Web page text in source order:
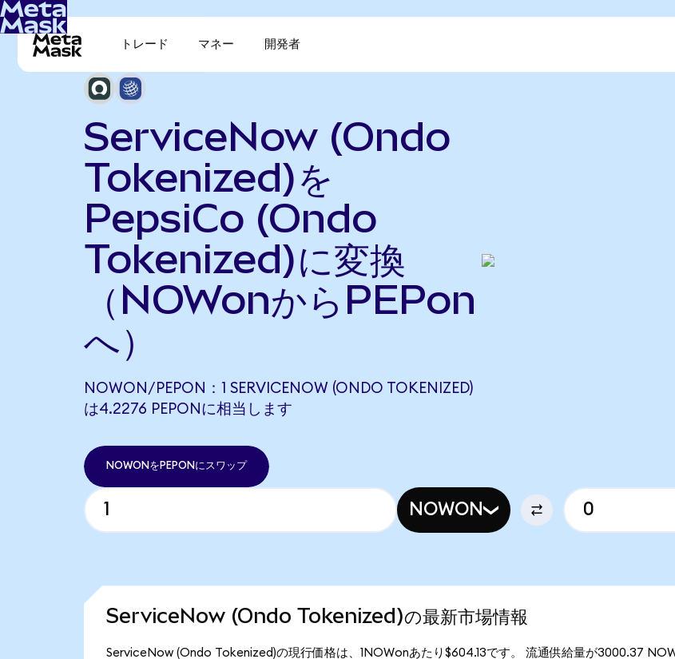
トレード マネー 開発者
ServiceNow (Ondo
Tokenized)を
PepsiCo (Ondo
Tokenized)に変換
（NOWonからPEPon
へ）
NOWON/PEPON：1 SERVICENOW (ONDO TOKENIZED)
は4.2276 PEPONに相当します
NOWONをPEPONにスワップ
NOWON
ServiceNow (Ondo Tokenized)の最新市場情報
ServiceNow (Ondo Tokenized)の現行価格は、1NOWonあたり$604.13です。 流通供給量が3000.37